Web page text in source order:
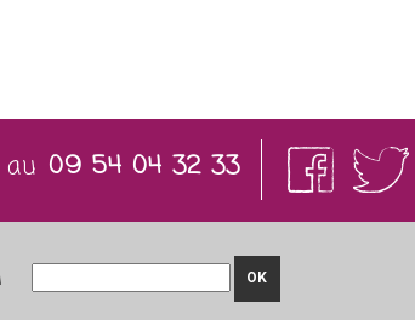
09 54 04 32 33
OK